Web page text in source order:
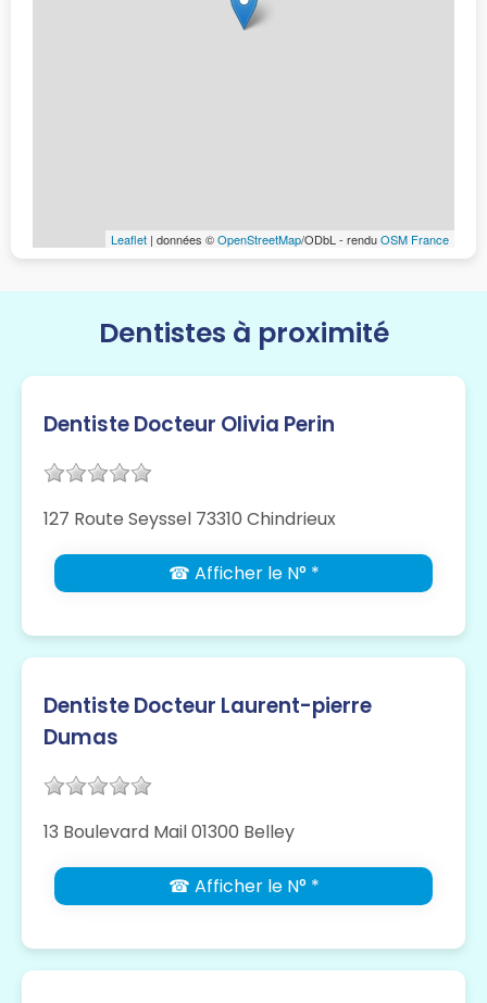
Leaflet | données ©OpenStreetMap/ODbL - renduOSM France
Dentistes à proximité
Dentiste Docteur Olivia Perin
127 Route Seyssel 73310 Chindrieux
☎ Afficher le N° *
Dentiste Docteur Laurent-pierre
Dumas
13 Boulevard Mail 01300 Belley
☎ Afficher le N° *